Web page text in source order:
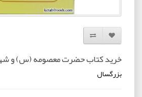
افزودن به لیست دلخواه
مقایسه این محصول
خرید کتاب حضرت معصومه (س) و
بزرگسال